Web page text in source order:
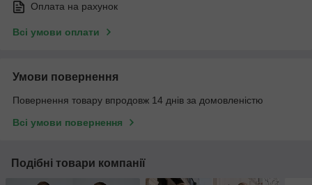
Оплата на рахунок
Всі умови оплати
Умови повернення
Повернення товару впродовж 14 днів за домовленістю
Всі умови повернення
Подібні товари компанії